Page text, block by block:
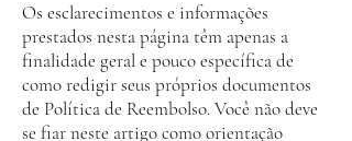
Os esclarecimentos e informações
prestados nesta página têm apenas a
finalidade geral e pouco específica de
como redigir seus próprios documentos
de Política de Reembolso. Você não deve
se fiar neste artigo como orientação